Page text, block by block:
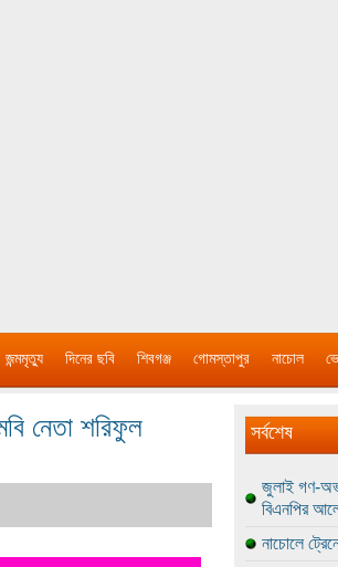
জন্মমৃত্যু দিনের ছবি শিবগঞ্জ গোমস্তাপুর নাচোল
নেতা শরিফুল
সর্বশেষ
জুলাই গণ-
বিএনপির
নাচোলে